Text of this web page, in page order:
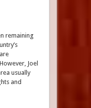
remaining
Joel
usually
and